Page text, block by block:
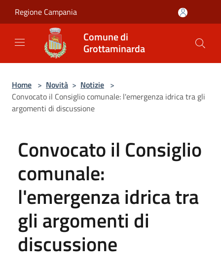
Regione Campania
Comune di
Grottaminarda
Home > Novità > Notizie >
Convocato il Consiglio comunale: l'emergenza idrica tra gli
argomenti di discussione
Convocato il Consiglio
comunale:
l'emergenza idrica tra
gli argomenti di
discussione